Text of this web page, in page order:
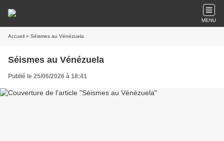
MENU
Accueil » Séismes au Vénézuela
Séismes au Vénézuela
Publié le 25/06/2026 à 18:41